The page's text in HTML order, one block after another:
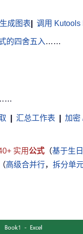
成图表 调用 Kutools
的四舍五入 ……
汇总工作表 加密
实用公式 （基于生
（高级合并行， 拆分单